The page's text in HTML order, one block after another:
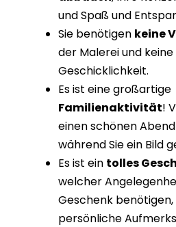
und Spaß und
Sie benötigen keine
der Malerei und
Geschicklichkeit.
Es ist eine großartige
Familienaktivität!
einen schönen
während Sie ein Bild
Es ist ein tolles
welcher
Geschenk
persönliche